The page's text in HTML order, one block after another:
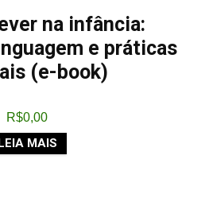
na infância:
e práticas
(e-book)
R$0,00
MAIS